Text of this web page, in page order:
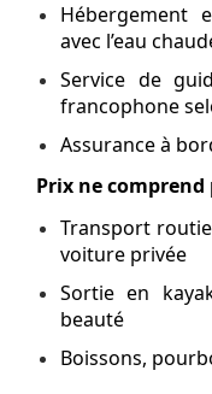
Hébergement
avec l’eau
Service de
francophone
Assurance à
Prix ne comprend
Transport
voiture privée
Sortie en
beauté
Boissons,